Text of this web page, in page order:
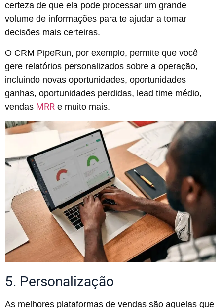
certeza de que ela pode processar um grande
volume de informações para te ajudar a tomar
decisões mais certeiras.
O CRM PipeRun, por exemplo, permite que você
gere relatórios personalizados sobre a operação,
incluindo novas oportunidades, oportunidades
ganhas, oportunidades perdidas, lead time médio,
vendas MRR e muito mais.
5. Personalização
As melhores plataformas de vendas são aquelas que